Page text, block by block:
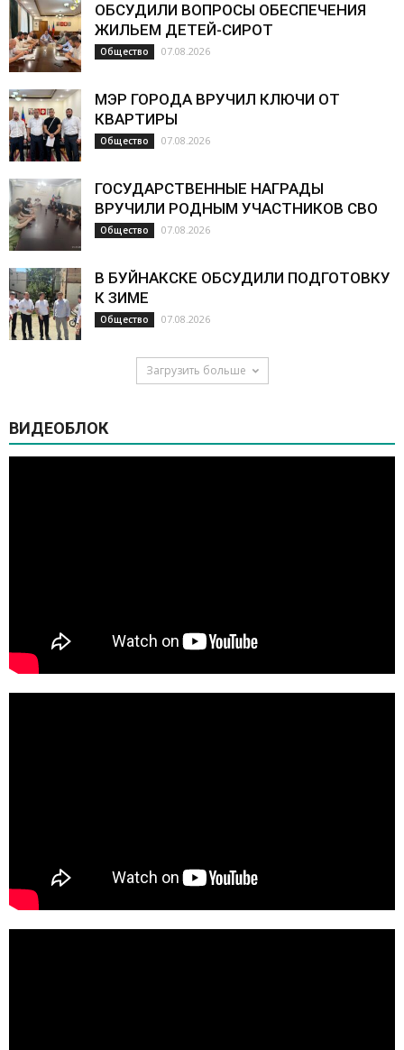
ОБСУДИЛИ ВОПРОСЫ ОБЕСПЕЧЕНИЯ
ЖИЛЬЕМ ДЕТЕЙ-СИРОТ
Общество 07.08.2026
МЭР ГОРОДА ВРУЧИЛ КЛЮЧИ ОТ
КВАРТИРЫ
Общество 07.08.2026
ГОСУДАРСТВЕННЫЕ НАГРАДЫ
ВРУЧИЛИ РОДНЫМ УЧАСТНИКОВ СВО
Общество 07.08.2026
В БУЙНАКСКЕ ОБСУДИЛИ ПОДГОТОВКУ
К ЗИМЕ
Общество 07.08.2026
Загрузить больше
ВИДЕОБЛОК